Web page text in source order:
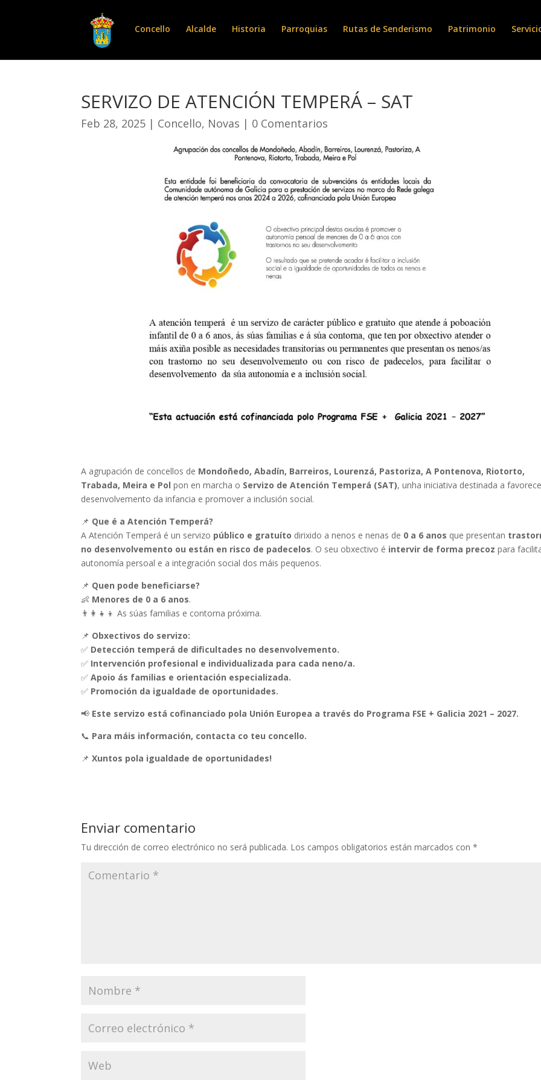
Concello Alcalde Historia Parroquias Rutas de Senderismo Patrimonio
SERVIZO DE ATENCIÓN TEMPERÁ – SAT
Feb 28, 2025 | Concello, Novas | 0 Comentarios
A agrupación de concellos de Mondoñedo, Abadín, Barreiros, Lourenzá, Pastoriza, A Pontenova, Riotorto,
Trabada, Meira e Pol pon en marcha o Servizo de Atención Temperá (SAT), unha iniciativa destinada a
desenvolvemento da infancia e promover a inclusión social.
📌 Que é a Atención Temperá?
A Atención Temperá é un servizo público e gratuíto dirixido a nenos e nenas de 0 a 6 anos que presentan
no desenvolvemento ou están en risco de padecelos. O seu obxectivo é intervir de forma precoz para
autonomía persoal e a integración social dos máis pequenos.
📌 Quen pode beneficiarse?
👶 Menores de 0 a 6 anos.
👨‍👩‍👧‍👦 As súas familias e contorna próxima.
📌 Obxectivos do servizo:
✅ Detección temperá de dificultades no desenvolvemento.
✅ Intervención profesional e individualizada para cada neno/a.
✅Apoio ás familias e orientación especializada.
✅ Promoción da igualdade de oportunidades.
📢 Este servizo está cofinanciado pola Unión Europea a través do Programa FSE + Galicia 2021 – 2027.
📞 Para máis información, contacta co teu concello.
📌Xuntos pola igualdade de oportunidades!
Enviar comentario
Tu dirección de correo electrónico no será publicada. Los campos obligatorios están marcados con*